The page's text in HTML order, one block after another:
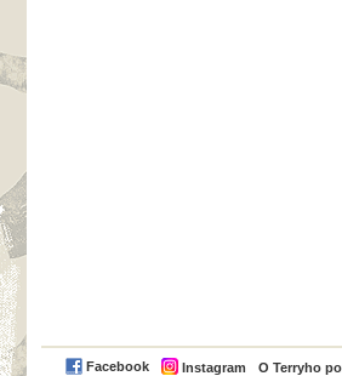
Facebook Instagram O Terryho